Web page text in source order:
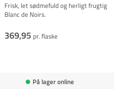
Frisk, let sødmefuld og herligt frugtig
Blanc de Noirs.
369,95 pr. flaske
På lager online